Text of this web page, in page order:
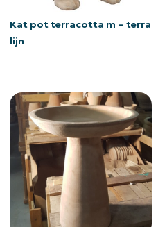
Kat pot terracotta m – terra
lijn